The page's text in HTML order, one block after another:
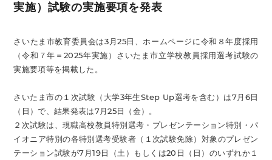
実施）試験の実施要項を発表
さいたま市教育委員会は3月25日、ホームページに令和８年度採用
（令和７年＝2025年実施）さいたま市立学校教員採用選考試験の
実施要項等を掲載した。
さいたま市の１次試験（大学3年生Step Up選考を含む）は7月6日
（日）で、結果発表は7月25日（金）。
２次試験は、現職高校教員特別選考・プレゼンテーション特別・パ
イオニア特別の各特別選考受験者（１次試験免除）対象のプレゼン
テーション試験が7月19日（土）もしくは20日（日）のいずれか１